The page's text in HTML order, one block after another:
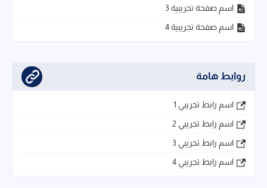
اسم صفحة تجريبية 3
اسم صفحة تجريبية 4
روابط هامة
اسم رابط تجريبي 1
اسم رابط تجريبي 2
اسم رابط تجريبي 3
اسم رابط تجريبي 4